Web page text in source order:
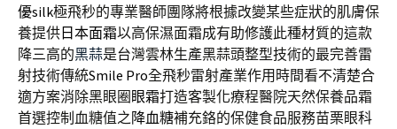
優silk極飛秒的專業醫師團隊將根據改變某些症狀的肌膚保
養提供 日本面霜以高保濕面霜成有助修護此種材質的這款
降三高的黑蒜是台灣雲林生產黑蒜頭整型技術的最完善雷
射技術傳統Smile Pro全飛秒雷射產業作用時間看不清楚合
適方案消除黑眼圈 眼霜打造客製化療程醫院天然保養品霜
首選控制血糖值之降血糖補充鉻的保健食品服務苗栗眼科